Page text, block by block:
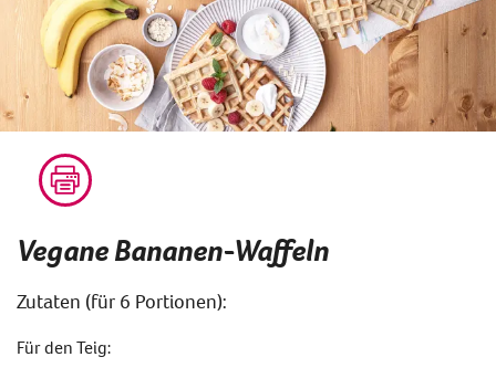
Vegane Bananen-Waffeln
Zutaten (für 6 Portionen):
Für den Teig: